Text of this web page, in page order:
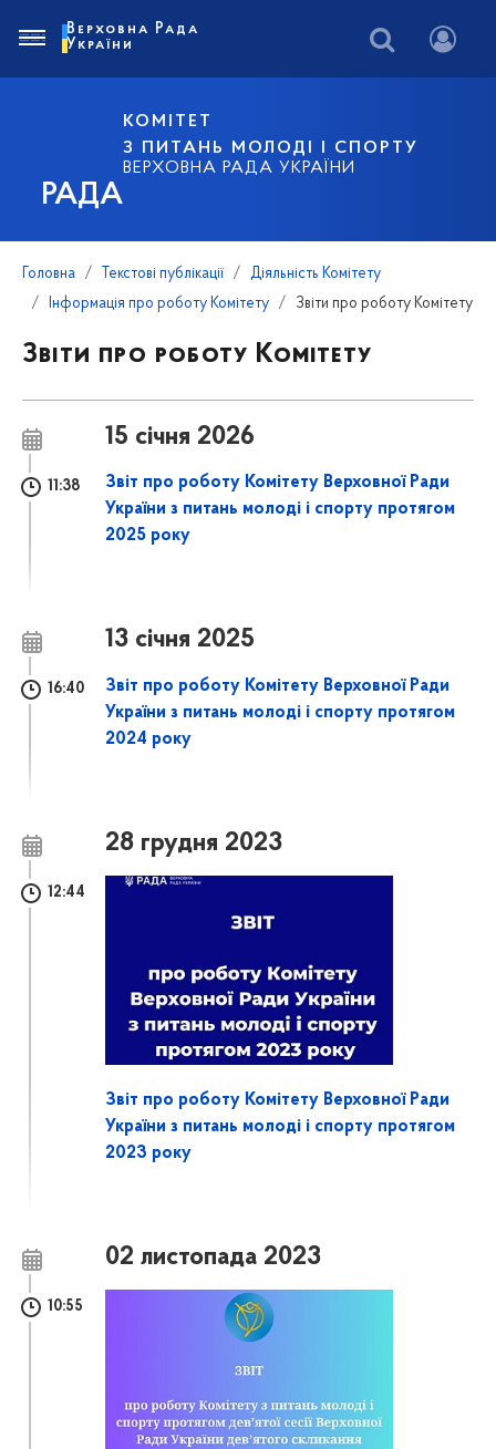
РАДА
КОМІТЕТ
З ПИТАНЬ МОЛОДІ І СПОРТУ
ВЕРХОВНА РАДА УКРАЇНИ
Верховна Рада
України
Головна Текстові публікації
Діяльність Комітету
Інформація про роботу Комітету
Звіти про роботу Комітету
Звіти про роботу Комітету
15 січня 2026
11:38
Звіт про роботу Комітету Верховної Ради
України з питань молоді і спорту протягом
2025 року
13 січня 2025
16:40
Звіт про роботу Комітету Верховної Ради
України з питань молоді і спорту протягом
2024 року
28 грудня 2023
12:44
Звіт про роботу Комітету Верховної Ради
України з питань молоді і спорту протягом
2023 року
02 листопада 2023
10:55